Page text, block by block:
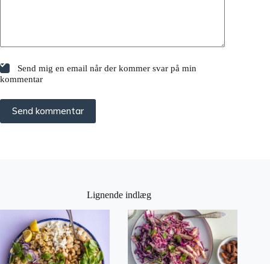
Send mig en email når der kommer svar på min
kommentar
Send kommentar
Lignende indlæg